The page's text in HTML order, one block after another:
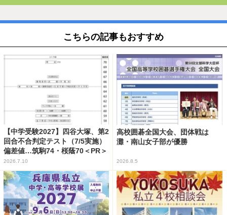
こちらの記事もおすすめ
【中学受験2027】四谷大塚、第2
回合不合判定テスト（7/5実施）
偏差値…筑駒74・桜蔭70＜PR＞
2026.7.10
高校囲碁全国大会、団体戦は
灘・南山女子部が優勝
2026.8.5